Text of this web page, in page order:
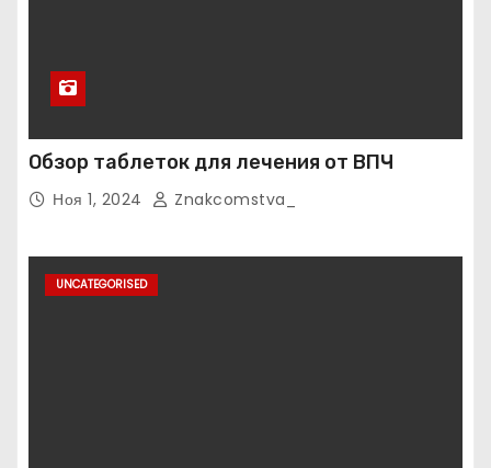
Обзор таблеток для лечения от ВПЧ
Ноя 1, 2024 Znakcomstva_
UNCATEGORISED